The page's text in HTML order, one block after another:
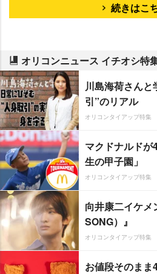
続きはこ
オリコンニュース イチオシ特
川島海荷さんと
引”のリアル
オリコンタイアップ特集
マクドナルド
生の甲子園」
オリコンタイアップ特集
向井康二イケメ
SONG）』
オリコンタイアップ特集
お値段そのま